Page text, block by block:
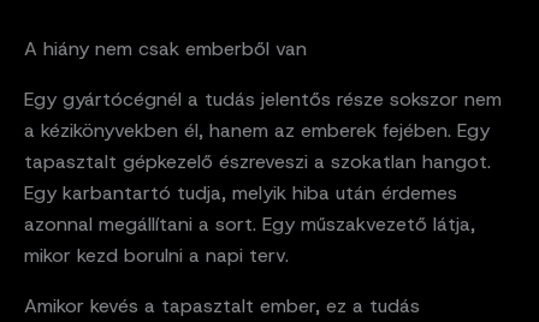
A hiány nem csak emberből van
Egy gyártócégnél a tudás jelentős része sokszor nem
a kézikönyvekben él, hanem az emberek fejében. Egy
tapasztalt gépkezelő észreveszi a szokatlan hangot.
Egy karbantartó tudja, melyik hiba után érdemes
azonnal megállítani a sort. Egy műszakvezető látja,
mikor kezd borulni a napi terv.
Amikor kevés a tapasztalt ember, ez a tudás